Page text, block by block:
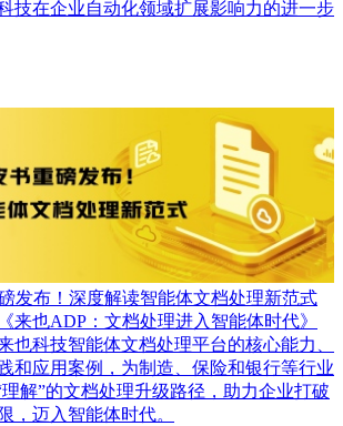
技在企业自动化领域扩展影响力的进一步
发布！深度解读智能体文档处理新范式
来也ADP：文档处理进入智能体时代》
也科技智能体文档处理平台的核心能力、
和应用案例，为制造、保险和银行等行业
解”的文档处理升级路径，助力企业打破
，迈入智能体时代。